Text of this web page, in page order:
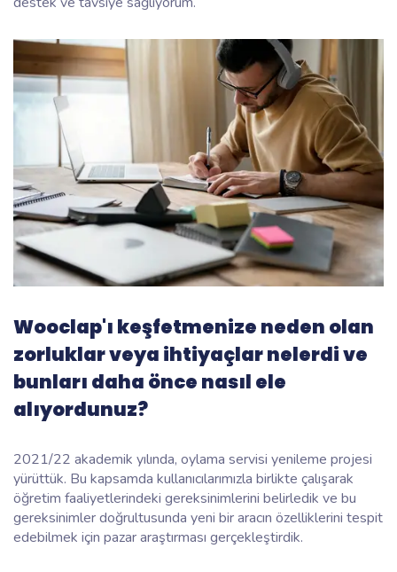
Wooclap'ı keşfetmenize neden olan
zorluklar veya ihtiyaçlar nelerdi ve
bunları daha önce nasıl ele
alıyordunuz?
2021/22 akademik yılında, oylama servisi yenileme projesi
yürüttük. Bu kapsamda kullanıcılarımızla birlikte çalışarak
öğretim faaliyetlerindeki gereksinimlerini belirledik ve bu
gereksinimler doğrultusunda yeni bir aracın özelliklerini tespit
edebilmek için pazar araştırması gerçekleştirdik.